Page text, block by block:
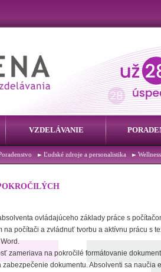
VZDELÁVANIE
Ľudské zdroje a personalistika
ovládajúceho základy práce s
na počítači a zvládnuť tvorbu a aktívnu prácu s
zameriava na pokročilé formátovanie
dokumentu. Absolventi sa naučia